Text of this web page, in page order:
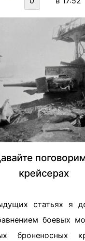
крейсерах
статьях я
боевых
броненосных